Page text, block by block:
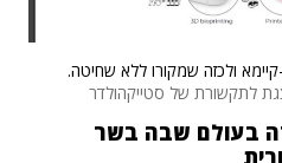
ולכזה שמקורו ללא שחיטה.
לתקשורת של סטייקהולדר
בעולם שבה בשר